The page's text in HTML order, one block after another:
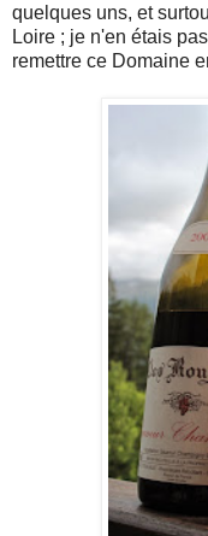
quelques uns, et
Loire ; je n'en étais
remettre ce Domaine